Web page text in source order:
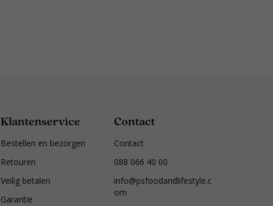
Klantenservice
Bestellen en bezorgen
Retouren
Veilig betalen
Garantie
Contact
Contact
088 066 40 00
info@psfoodandlifestyle.c
om